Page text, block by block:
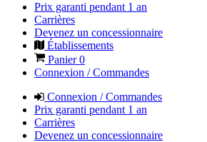
Prix garanti pendant 1 an
Carrières
Devenez un concessionnaire
Établissements
Panier0
Connexion / Commandes
Connexion / Commandes
Prix garanti pendant 1 an
Carrières
Devenez un concessionnaire